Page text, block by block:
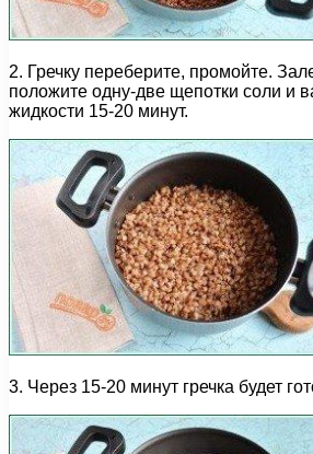
2. Гречку переберите, промойте.
положите одну-две щепотки соли и
жидкости 15-20 минут.
3. Через 15-20 минут гречка будет